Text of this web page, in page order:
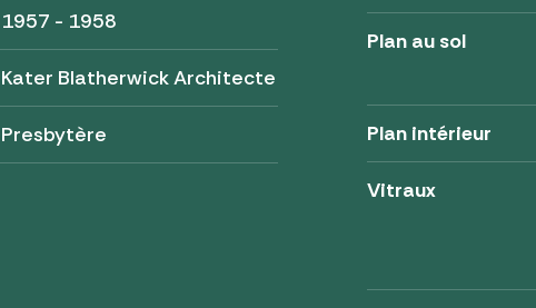
1957 - 1958
Kater Blatherwick Architecte
Presbytère
Plan au sol
Plan intérieur
Vitraux